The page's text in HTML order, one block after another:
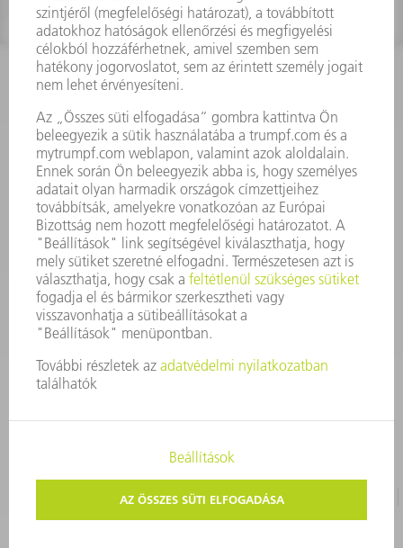
KAPCSOLAT
Szerszám
3628576045
08.00 - 16.30
szerszam@hu.trumpf.com
KAPCSOLAT
Alkatrész
3628576035
08.00 - 16.30
alkatresz@hu.trumpf.com
ADATVÉDELEM
SZERZŐI JOG ÉS MÁRKAJELZÉS
HASZNÁLATI FELTÉTELEK
ÁSZF ÉS EGYÉB DOKUMENTUMOK